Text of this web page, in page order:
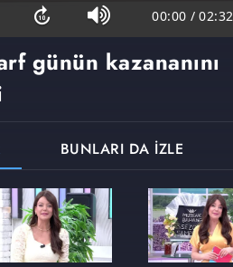
00:00 / 02:32
günün kazananını
BUNLARI DA İZLE